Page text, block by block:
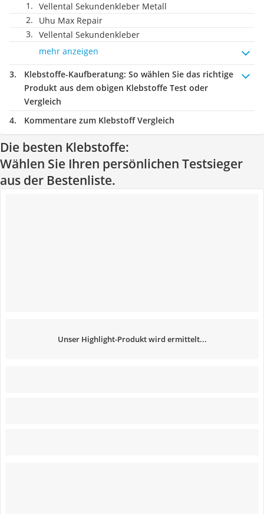
Vellental Sekundenkleber Metall
Uhu Max Repair
Vellental Sekundenkleber
mehr anzeigen
Klebstoffe-Kaufberatung: So wählen Sie das richtige
Produkt aus dem obigen Klebstoffe Test oder
Vergleich
Kommentare zum Klebstoff Vergleich
Die besten Klebstoffe:
Wählen Sie Ihren persönlichen Testsieger
aus der Bestenliste.
Unser Highlight-Produkt wird ermittelt...